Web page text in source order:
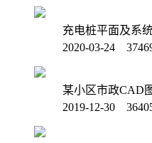
充电桩平面及系
2020-03-24
某小区市政CAD
2019-12-30